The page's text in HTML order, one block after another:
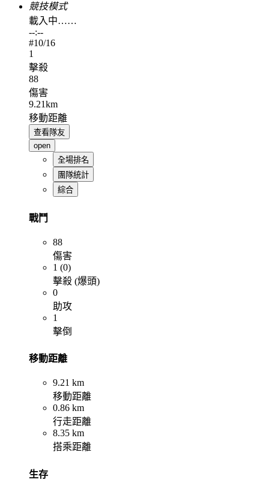
競技模式
載入中……
--:--
#10/16
1
擊殺
88
傷害
9.21km
移動距離
查看隊友
open
全場排名
團隊統計
綜合
戰鬥
88
傷害
1 (0)
擊殺 (爆頭)
0
助攻
1
擊倒
移動距離
9.21 km
移動距離
0.86 km
行走距離
8.35 km
搭乘距離
生存